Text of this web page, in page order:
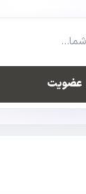
عضویت